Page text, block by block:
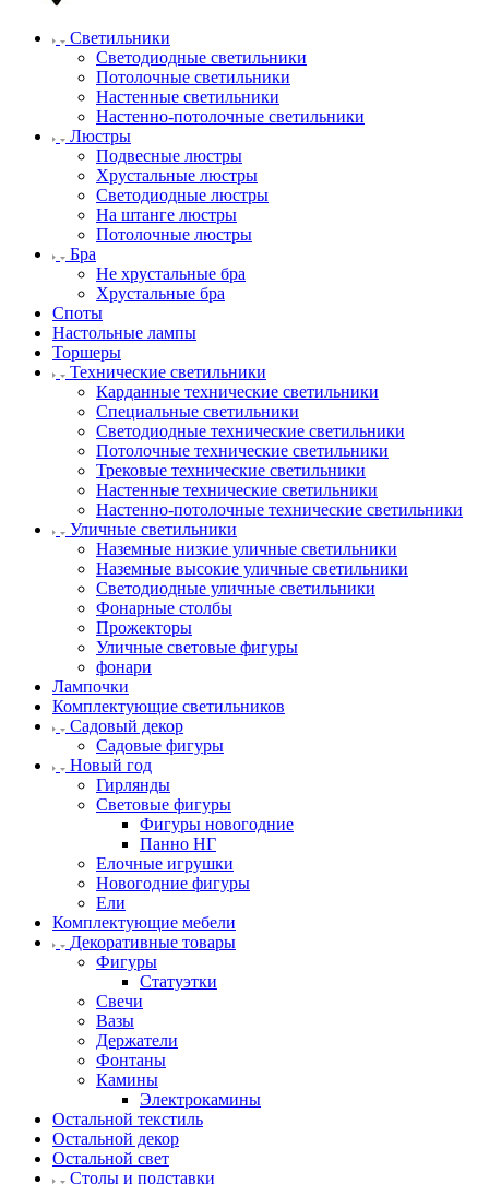
Светильники
Светодиодные светильники
Потолочные светильники
Настенные светильники
Настенно-потолочные светильники
Люстры
Подвесные люстры
Хрустальные люстры
Светодиодные люстры
На штанге люстры
Потолочные люстры
Бра
Не хрустальные бра
Хрустальные бра
Споты
Настольные лампы
Торшеры
Технические светильники
Карданные технические светильники
Специальные светильники
Светодиодные технические светильники
Потолочные технические светильники
Трековые технические светильники
Настенные технические светильники
Настенно-потолочные технические светильники
Уличные светильники
Наземные низкие уличные светильники
Наземные высокие уличные светильники
Светодиодные уличные светильники
Фонарные столбы
Прожекторы
Уличные световые фигуры
фонари
Лампочки
Комплектующие светильников
Садовый декор
Садовые фигуры
Новый год
Гирлянды
Световые фигуры
Фигуры новогодние
Панно НГ
Елочные игрушки
Новогодние фигуры
Ели
Комплектующие мебели
Декоративные товары
Фигуры
Статуэтки
Свечи
Вазы
Держатели
Фонтаны
Камины
Электрокамины
Остальной текстиль
Остальной декор
Остальной свет
Столы и подставки